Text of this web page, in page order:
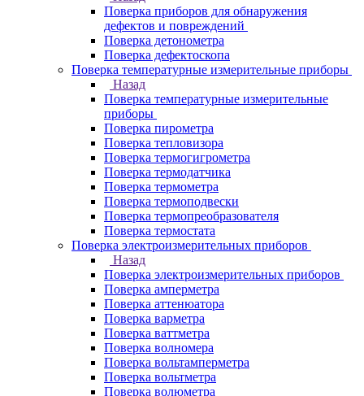
Поверка приборов для обнаружения
дефектов и повреждений
Поверка детонометра
Поверка дефектоскопа
Поверка температурные измерительные приборы
Назад
Поверка температурные измерительные
приборы
Поверка пирометра
Поверка тепловизора
Поверка термогигрометра
Поверка термодатчика
Поверка термометра
Поверка термоподвески
Поверка термопреобразователя
Поверка термостата
Поверка электроизмерительных приборов
Назад
Поверка электроизмерительных приборов
Поверка амперметра
Поверка аттенюатора
Поверка варметра
Поверка ваттметра
Поверка волномера
Поверка вольтамперметра
Поверка вольтметра
Поверка волюметра